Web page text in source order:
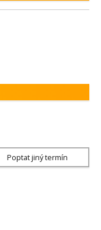
Poptat jiný termín